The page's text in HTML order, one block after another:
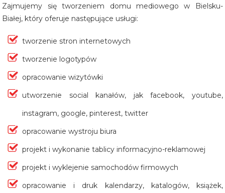
Zajmujemy się tworzeniem domu mediowego w Bielsku-
Białej, który oferuje następujące usługi:
tworzenie stron internetowych
tworzenie logotypów
opracowanie wizytówki
utworzenie social kanałów, jak facebook, youtube,
instagram, google, pinterest, twitter
opracowanie wystroju biura
projekt i wykonanie tablicy informacyjno-reklamowej
projekt i wyklejenie samochodów firmowych
opracowanie i druk kalendarzy, katalogów, książek,